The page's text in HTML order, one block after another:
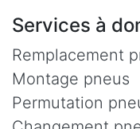
Services à
Remplacement
Montage pneus
Permutation